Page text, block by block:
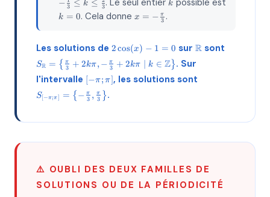
2k \leq
1 +
{3} \leq
2k \leq
\frac{1}
{3} \leq
{3}
− 3 ≤ k ≤ 3. Le seul entierk possible est
k = 0. Cela donnex = -
\frac{\pi}
x = − 3
π .
Les solutions de 2\cos(x)
- 1 = 0
2 cos(x) − 1 = 0 sur\mathbb{R}
R sont
\right\}
SR = { 3
π + 2kπ,− 3
π + 2kπ k ∈ Z}. Sur
l'intervalle [-
\pi;
\pi]
[−π; π], les solutions sont
S[−π;π] = { − 3
π , 3
π }.
⚠️ OUBLI DES DEUX FAMILLES DE
SOLUTIONS OU DE LA PÉRIODICITÉ